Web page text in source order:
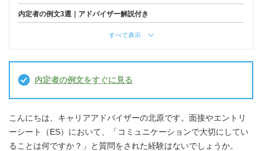
内定者の例文3選｜アドバイザー解説付き
すべて表示
内定者の例文をすぐに見る
こんにちは、キャリアアドバイザーの北原です。面接やエントリ
ーシート（ES）において、「コミュニケーションで大切にしてい
ることは何ですか？」と質問をされた経験はないでしょうか。